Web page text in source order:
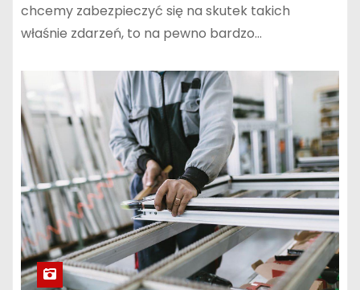
chcemy zabezpieczyć się na skutek takich
właśnie zdarzeń, to na pewno bardzo…